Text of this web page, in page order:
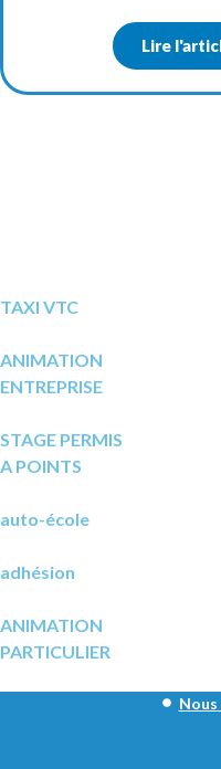
Lire
TAXI VTC
ANIMATION
ENTREPRISE
STAGE PERMIS
A POINTS
auto-école
adhésion
ANIMATION
PARTICULIER